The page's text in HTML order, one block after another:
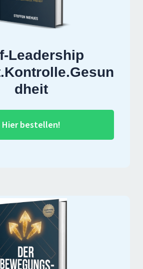
Leadership
dheit
Hier bestellen!